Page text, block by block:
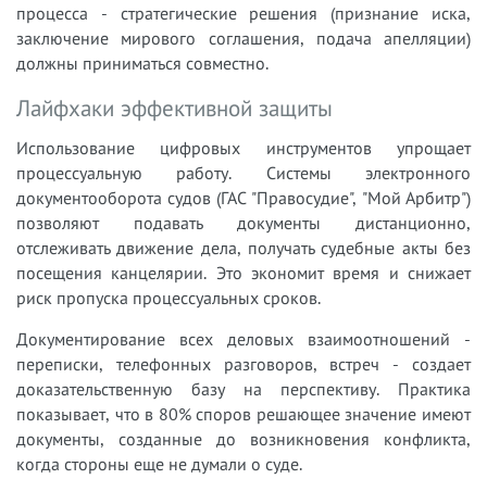
процесса - стратегические решения (признание иска,
заключение мирового соглашения, подача апелляции)
должны приниматься совместно.
Лайфхаки эффективной защиты
Использование цифровых инструментов упрощает
процессуальную работу. Системы электронного
документооборота судов (ГАС "Правосудие", "Мой Арбитр")
позволяют подавать документы дистанционно,
отслеживать движение дела, получать судебные акты без
посещения канцелярии. Это экономит время и снижает
риск пропуска процессуальных сроков.
Документирование всех деловых взаимоотношений -
переписки, телефонных разговоров, встреч - создает
доказательственную базу на перспективу. Практика
показывает, что в 80% споров решающее значение имеют
документы, созданные до возникновения конфликта,
когда стороны еще не думали о суде.